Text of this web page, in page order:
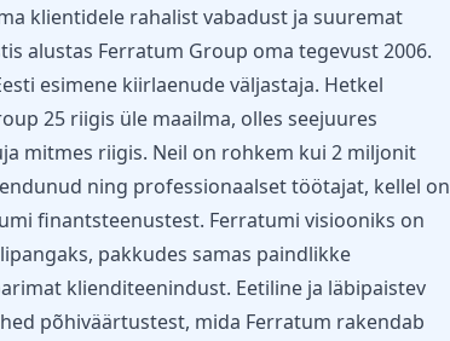
klientidele rahalist vabadust ja suuremat
alustas Ferratum Group oma tegevust 2006.
esimene kiirlaenude väljastaja. Hetkel
25 riigis üle maailma, olles seejuures
mitmes riigis. Neil on rohkem kui 2 miljonit
ning professionaalset töötajat, kellel on
finantsteenustest. Ferratumi visiooniks on
pakkudes samas paindlikke
klienditeenindust. Eetiline ja läbipaistev
põhiväärtustest, mida Ferratum rakendab